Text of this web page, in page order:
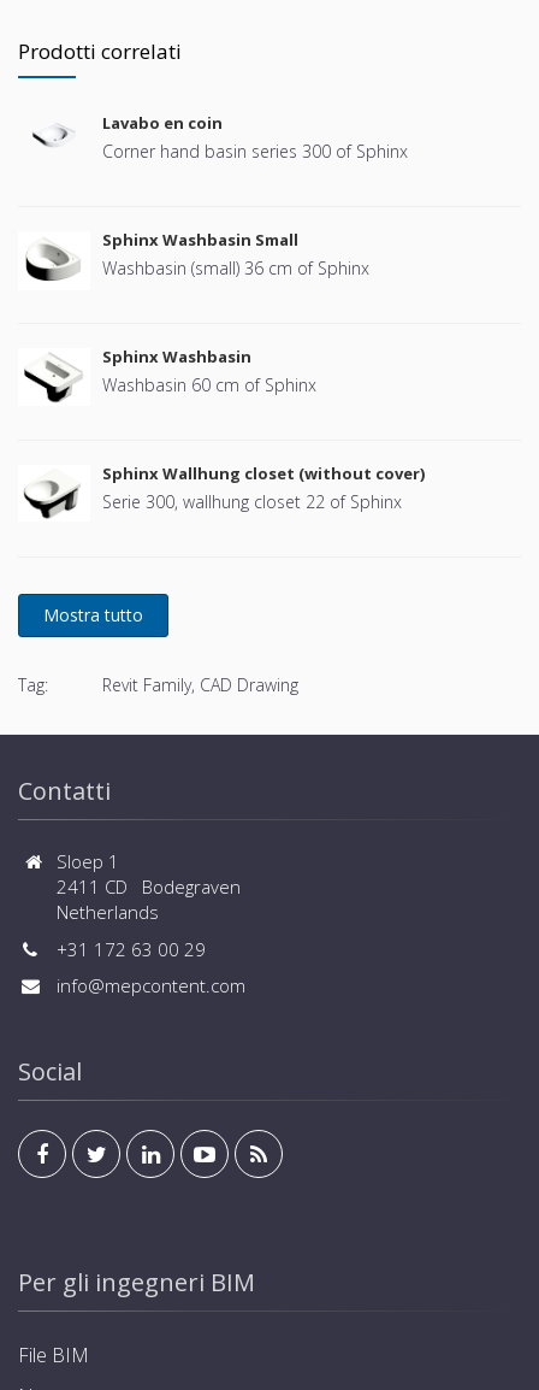
Prodotti correlati
Lavabo en coin
Corner hand basin series 300 of Sphinx
Sphinx Washbasin Small
Washbasin (small) 36 cm of Sphinx
Sphinx Washbasin
Washbasin 60 cm of Sphinx
Sphinx Wallhung closet (without cover)
Serie 300, wallhung closet 22 of Sphinx
Tag: Revit Family, CAD Drawing
Contatti
Sloep 1
2411 CD Bodegraven
Netherlands
+31 172 63 00 29
info@mepcontent.com
Social
Per gli ingegneri BIM
File BIM